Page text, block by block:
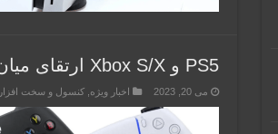
PS5 و Xbox S/X ارتقای میان‌نسلی خواهند داشت
می 20, 2023 اخبار ویژه ,کنسول و سخت افزار